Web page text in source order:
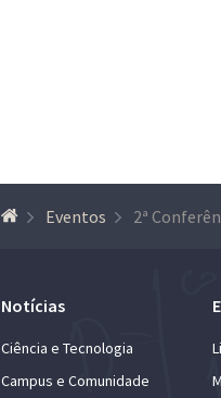
Eventos 2ª
Notícias
Ciência e Tecnologia
Campus e Comunidade